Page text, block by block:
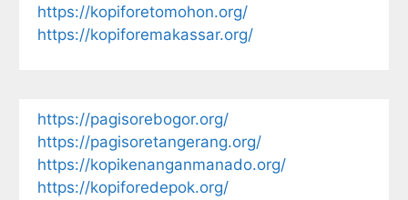
https://kopiforetomohon.org/
https://kopiforemakassar.org/
https://pagisorebogor.org/
https://pagisoretangerang.org/
https://kopikenanganmanado.org/
https://kopiforedepok.org/